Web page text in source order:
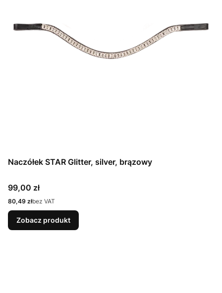
Naczółek STAR Glitter, silver, brązowy
Cena
99,00 zł
Cena
80,49 złbez VAT
Zobacz produkt